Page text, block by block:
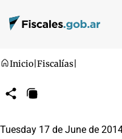
Inicio Fiscalías
CompartirCopiar
Tuesday 17 de June de